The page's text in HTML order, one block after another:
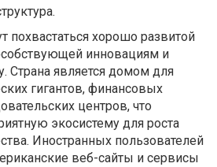
похвастаться хорошо развитой
инновациям и
Страна является домом для
гигантов, финансовых
центров, что
экосистему для роста
Иностранных пользователей
веб-сайты и сервисы